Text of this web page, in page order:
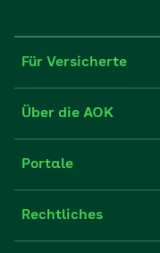
Für Versicherte
Formulare und
FAQ
Über die AOK
Struktur &
Portale
Fachportal für
Rechtliches